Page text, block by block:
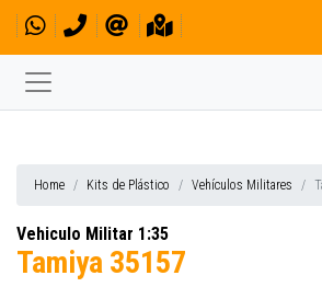
Home Kits de Plástico Vehículos Militares
Vehiculo Militar 1:35
Tamiya 35157